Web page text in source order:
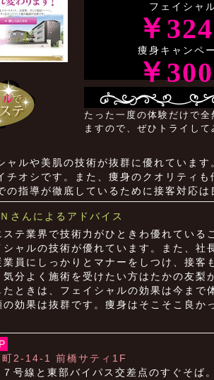
フェイシャ
￥
痩身キャンペ
￥
たった一度の体験だけで全
ますので、ぜひトライして
ャルや美肌の技術が抜群に優れています
チオシです。また、痩身のクオリティも
の指導が徹底しているために接客対応は
さんによるアドバイス
テ業界で技術力がひときわ優れている
ャルの技術が優れています。また、社
員にしっかりとマナーをしつけ、接客
気分よく施術を受けたい方はたかの友梨
たときは、フェイシャルの効果は今まで
効果は抜群です。痩身はそこそこ良か
町2-14-1 前橋サティ1F
号線と東部バイパス交差点のすぐそば